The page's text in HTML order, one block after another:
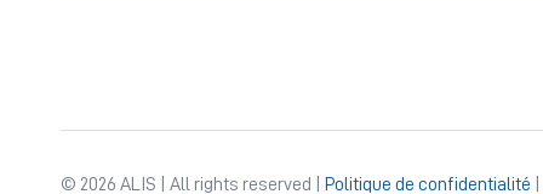
© 2026 ALIS | All rights reserved | Politique de confidentialité